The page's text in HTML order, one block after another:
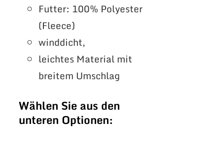
Futter: 100% Polyester
(Fleece)
winddicht,
leichtes Material mit
breitem Umschlag
Wählen Sie aus den
unteren Optionen: